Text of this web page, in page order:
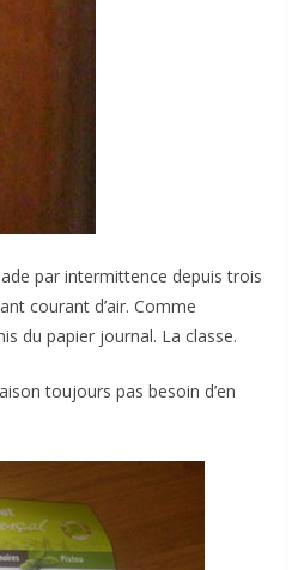
par intermittence depuis trois
courant d’air. Comme
du papier journal. La classe.
toujours pas besoin d’en